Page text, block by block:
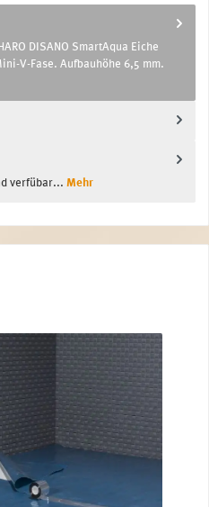
DISANO SmartAqua Eiche
V-Fase. Aufbauhöhe 6,5 mm.
verfübar... Mehr